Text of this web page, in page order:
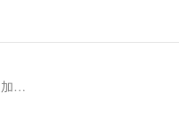
日録
加…